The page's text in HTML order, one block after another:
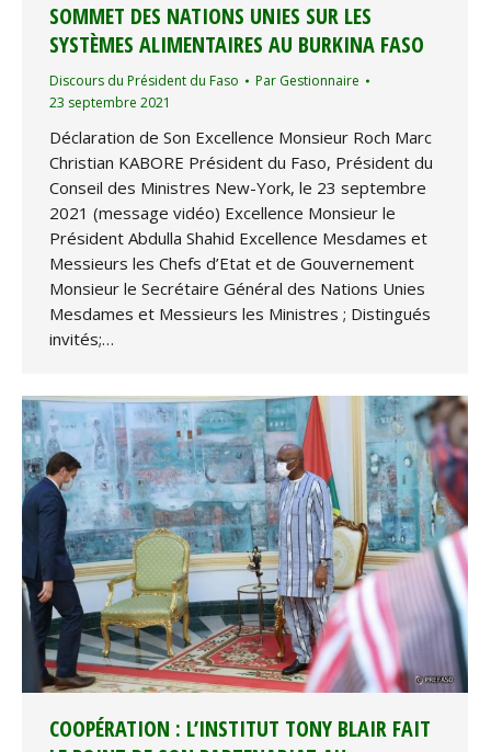
SOMMET DES NATIONS UNIES SUR LES
SYSTÈMES ALIMENTAIRES AU BURKINA FASO
Discours du Président du Faso Par Gestionnaire
23 septembre 2021
Déclaration de Son Excellence Monsieur Roch Marc
Christian KABORE Président du Faso, Président du
Conseil des Ministres New-York, le 23 septembre
2021 (message vidéo) Excellence Monsieur le
Président Abdulla Shahid Excellence Mesdames et
Messieurs les Chefs d’Etat et de Gouvernement
Monsieur le Secrétaire Général des Nations Unies
Mesdames et Messieurs les Ministres ; Distingués
invités;…
COOPÉRATION : L’INSTITUT TONY BLAIR FAIT